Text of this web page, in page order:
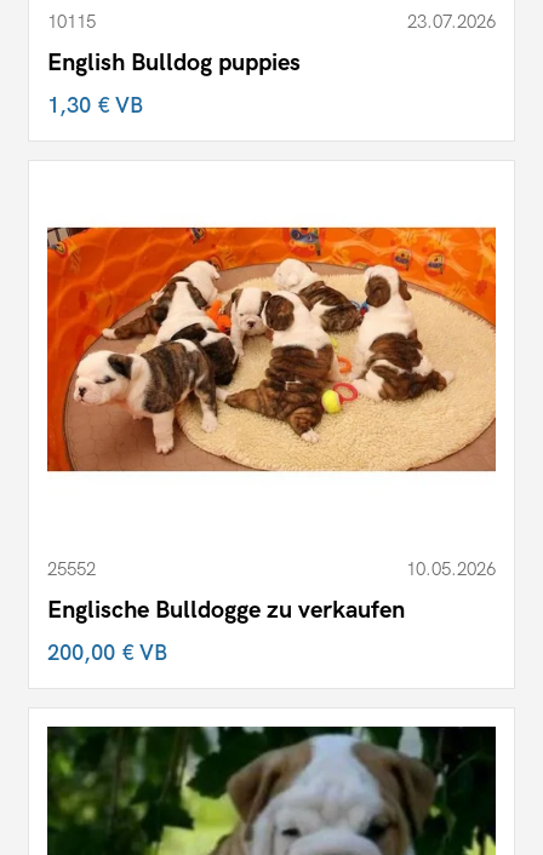
10115 23.07.2026
English Bulldog puppies
1,30 €VB
25552 10.05.2026
Englische Bulldogge zu verkaufen
200,00 €VB